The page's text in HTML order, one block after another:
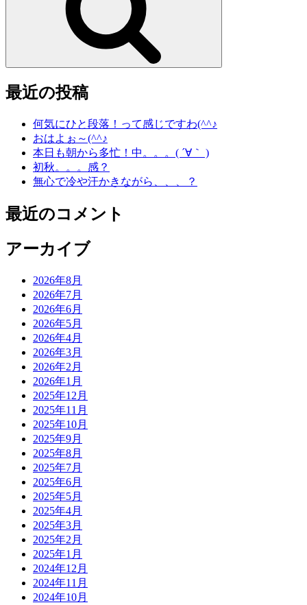
最近の投稿
何気にひと段落！って感じですわ(^^♪
おはよぉ～(^^♪
本日も朝から多忙！中。。。( ´∀｀ )
初秋。。。感？
無心で冷や汗かきながら、、、？
最近のコメント
アーカイブ
2026年8月
2026年7月
2026年6月
2026年5月
2026年4月
2026年3月
2026年2月
2026年1月
2025年12月
2025年11月
2025年10月
2025年9月
2025年8月
2025年7月
2025年6月
2025年5月
2025年4月
2025年3月
2025年2月
2025年1月
2024年12月
2024年11月
2024年10月